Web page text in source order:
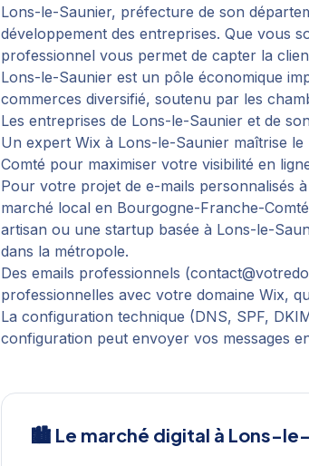
Lons-le-Saunier, préfecture de son
développement des entreprises. Que vous
professionnel vous permet de capter la
Lons-le-Saunier est un pôle économique
commerces diversifié, soutenu par les
Les entreprises de Lons-le-Saunier et de
Un expert Wix à Lons-le-Saunier maîtrise
Comté pour maximiser votre visibilité en
Pour votre projet de e-mails personnalisés à
marché local en Bourgogne-Franche-Comté
artisan ou une startup basée à Lons-le-
dans la métropole.
Des emails professionnels
professionnelles avec votre domaine Wix,
La configuration technique (DNS, SPF,
configuration peut envoyer vos messages
🏙️ Le marché digital à Lons-